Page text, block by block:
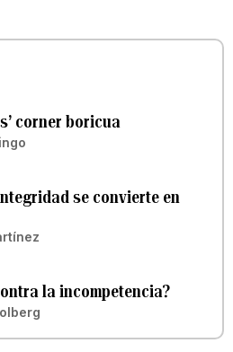
corner boricua
se convierte en
la incompetencia?